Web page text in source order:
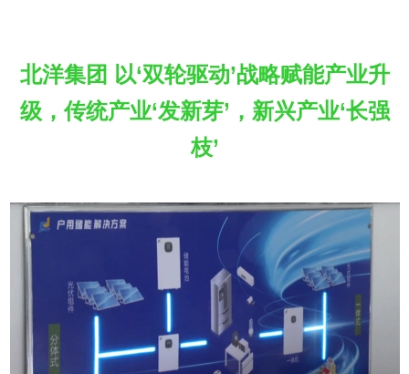
北洋集团 以‘双轮驱动’战略赋能产业升
级，传统产业‘发新芽’，新兴产业‘长强
枝’